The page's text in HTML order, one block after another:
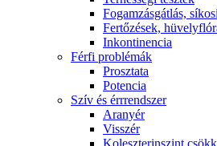
Fogamzásgátlás,
Fertőzések,
Inkontinencia
Férfi problémák
Prosztata
Potencia
Szív és érrrendszer
Aranyér
Visszér
Koleszterinszint